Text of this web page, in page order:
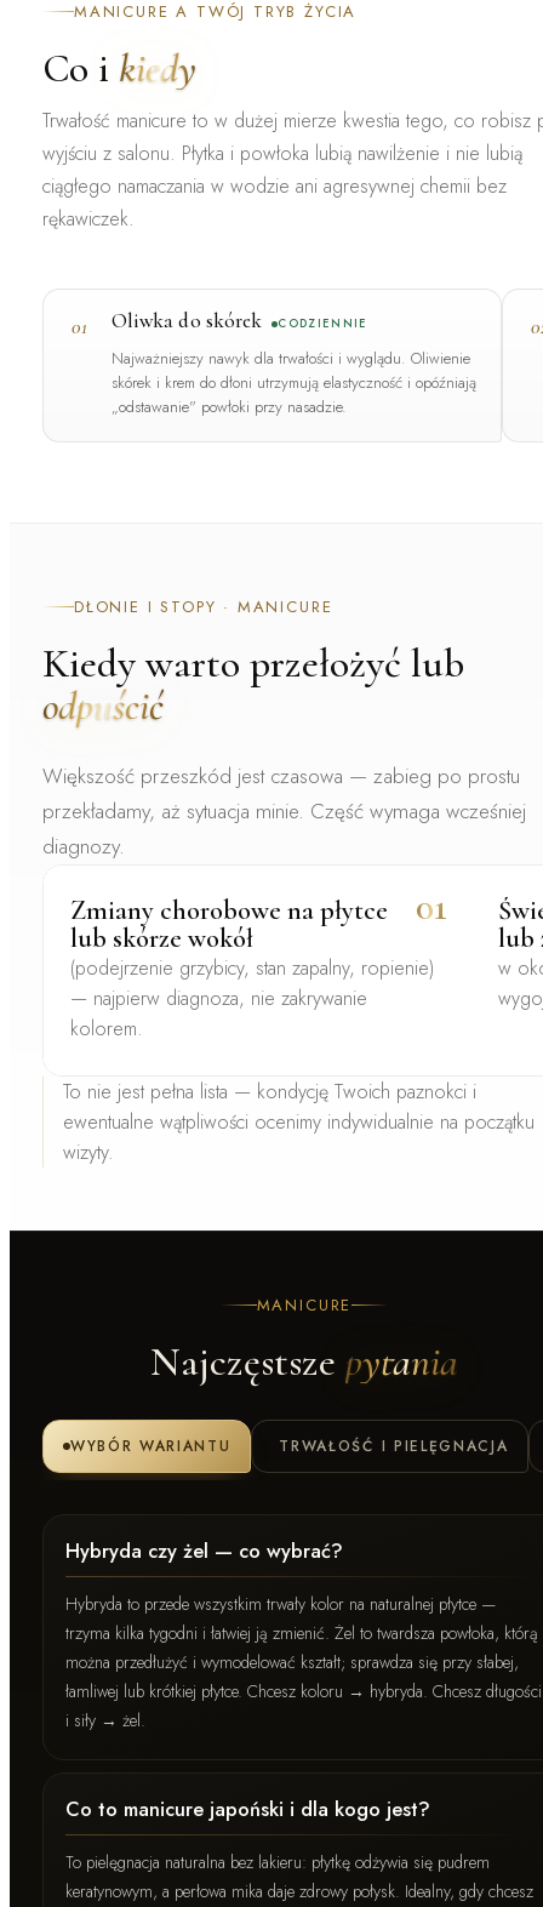
MANICURE A TWÓJ TRYB ŻYCIA
Co i kiedy
Trwałość manicure to w dużej mierze kwestia tego, co robisz
wyjściu z salonu. Płytka i powłoka lubią nawilżenie i nie lubią
ciągłego namaczania w wodzie ani agresywnej chemii bez
rękawiczek.
01 Oliwka do skórek CODZIENNIE
Najważniejszy nawyk dla trwałości i wyglądu. Oliwienie
skórek i krem do dłoni utrzymują elastyczność i opóźniają
„odstawanie" powłoki przy nasadzie.
DŁONIE I STOPY · MANICURE
Kiedy warto przełożyć lub
odpuścić
Większość przeszkód jest czasowa — zabieg po prostu
przekładamy, aż sytuacja minie. Część wymaga wcześniej
diagnozy.
01
Zmiany chorobowe na płytce
lub skórze wokół
(podejrzenie grzybicy, stan zapalny, ropienie)
— najpierw diagnoza, nie zakrywanie
kolorem.
lub
w
To nie jest pełna lista — kondycję Twoich paznokci i
ewentualne wątpliwości ocenimy indywidualnie na początku
wizyty.
MANICURE
Najczęstsze pytania
WYBÓR WARIANTU TRWAŁOŚĆ I PIELĘGNACJA
Hybryda czy żel — co wybrać?
Hybryda to przede wszystkim trwały kolor na naturalnej płytce —
trzyma kilka tygodni i łatwiej ją zmienić. Żel to twardsza powłoka, którą
można przedłużyć i wymodelować kształt; sprawdza się przy słabej,
łamliwej lub krótkiej płytce. Chcesz koloru → hybryda. Chcesz długości
i siły → żel.
Co to manicure japoński i dla kogo jest?
To pielęgnacja naturalna bez lakieru: płytkę odżywia się pudrem
keratynowym, a perłowa mika daje zdrowy połysk. Idealny, gdy chcesz